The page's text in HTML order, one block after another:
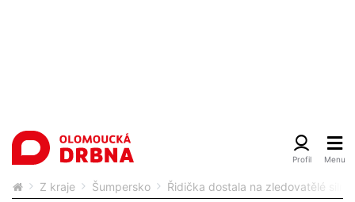
Z kraje Šumpersko Řidička dostala na zledovatělé